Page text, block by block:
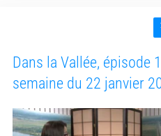
Dans la Vallée, épisode
semaine du 22 janvier